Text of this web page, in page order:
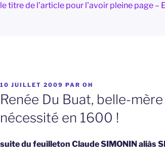
titre de l'article pour l'avoir pleine page –
PUBLIÉ
LE
10 JUILLET 2009 PAR OH
Renée Du Buat, belle-
nécessité en 1600 !
suite du feuilleton Claude SIMONIN aliàs